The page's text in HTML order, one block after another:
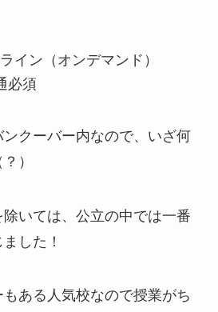
イン（オンデマンド）
必須
クーバー内なので、いざ何
）
いては、公立の中では一番
した！
ある人気校なので授業がち